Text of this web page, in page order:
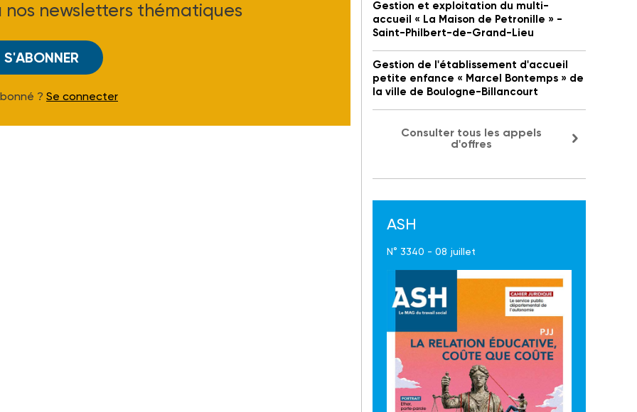
nos newsletters thématiques
S'ABONNER
? Se connecter
Gestion et exploitation du multi-
accueil « La Maison de Petronille » -
Saint-Philbert-de-Grand-Lieu
Gestion de l'établissement d'accueil
petite enfance « Marcel Bontemps » de
la ville de Boulogne-Billancourt
Consulter tous les appels
d'offres
ASH
N° 3340 - 08 juillet